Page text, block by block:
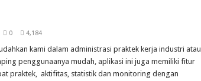
0 4,184
kami dalam administrasi praktek kerja industri atau
penggunaanya mudah, aplikasi ini juga memiliki fitur
praktek, aktifitas, statistik dan monitoring dengan